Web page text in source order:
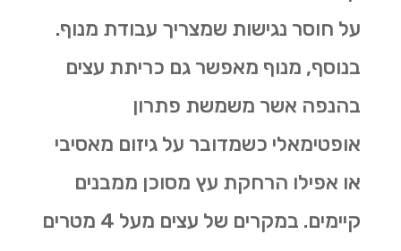
על חוסר נגישות שמצריך עבודת מנוף.
בנוסף, מנוף מאפשר גם כריתת עצים
בהנפה אשר משמשת פתרון
אופטימאלי כשמדובר על גיזום מאסיבי
או אפילו הרחקת עץ מסוכן ממבנים
קיימים. במקרים של עצים מעל 4 מטרים